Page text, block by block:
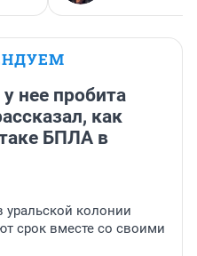
нее пробита
как
БПЛА в
колонии
срок вместе со своими